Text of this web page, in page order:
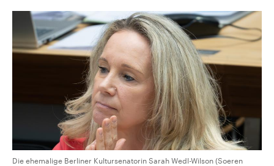
Audio-Archiv
Die ehemalige Berliner Kultursenatorin Sarah Wedl-Wilson (Soeren